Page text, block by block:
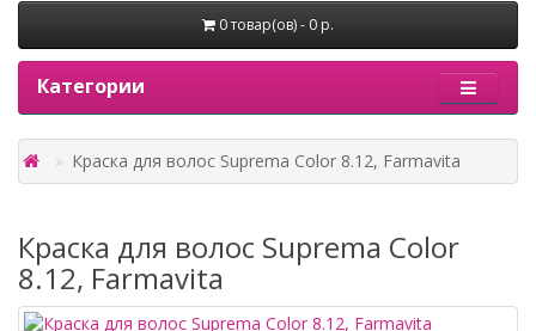
0 товар(ов) - 0 р.
Категории
Краска для волос Suprema Color 8.12, Farmavita
Краска для волос Suprema Color
8.12, Farmavita